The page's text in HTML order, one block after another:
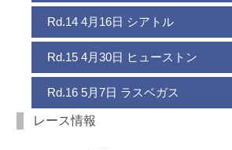
Rd.14 4月16日 シアトル
Rd.15 4月30日 ヒューストン
Rd.16 5月7日 ラスベガス
レース情報